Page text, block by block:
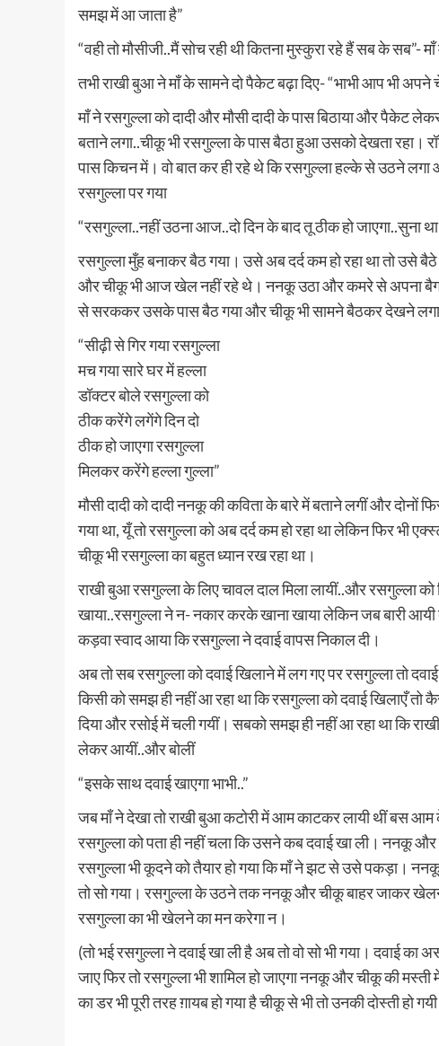
समझ में आ जाता है”
“वही तो मौसीजी..मैं सोच रही थी कितना मुस्कुरा रहे हैं सब के सब”-
तभी राखी बुआ ने माँ के सामने दो पैकेट बढ़ा दिए- “भाभी आप भी अपने
माँ ने रसगुल्ला को दादी और मौसी दादी के पास बिठाया और पैकेट
बताने लगा..चीकू भी रसगुल्ला के पास बैठा हुआ उसको देखता रहा।
पास किचन में। वो बात कर ही रहे थे कि रसगुल्ला हल्के से उठने
रसगुल्ला पर गया
“रसगुल्ला..नहीं उठना आज..दो दिन के बाद तू ठीक हो जाएगा..सुना
रसगुल्ला मुँह बनाकर बैठ गया। उसे अब दर्द कम हो रहा था तो उसे
और चीकू भी आज खेल नहीं रहे थे। ननकू उठा और कमरे से अपना बैग
से सरककर उसके पास बैठ गया और चीकू भी सामने बैठकर देखने
“सीढ़ी से गिर गया रसगुल्ला
मच गया सारे घर में हल्ला
डॉक्टर बोले रसगुल्ला को
ठीक करेंगे लगेंगे दिन दो
ठीक हो जाएगा रसगुल्ला
मिलकर करेंगे हल्ला गुल्ला”
मौसी दादी को दादी ननकू की कविता के बारे में बताने लगीं और दोनों
गया था, यूँ तो रसगुल्ला को अब दर्द कम हो रहा था लेकिन फिर भी
चीकू भी रसगुल्ला का बहुत ध्यान रख रहा था।
राखी बुआ रसगुल्ला के लिए चावल दाल मिला लायीं..और रसगुल्ला
खाया..रसगुल्ला ने न- नकार करके खाना खाया लेकिन जब बारी
कड़वा स्वाद आया कि रसगुल्ला ने दवाई वापस निकाल दी।
अब तो सब रसगुल्ला को दवाई खिलाने में लग गए पर रसगुल्ला तो
किसी को समझ ही नहीं आ रहा था कि रसगुल्ला को दवाई खिलाएँ
दिया और रसोई में चली गयीं। सबको समझ ही नहीं आ रहा था कि
लेकर आयीं..और बोलीं
“इसके साथ दवाई खाएगा भाभी..”
जब माँ ने देखा तो राखी बुआ कटोरी में आम काटकर लायी थीं बस
रसगुल्ला को पता ही नहीं चला कि उसने कब दवाई खा ली। ननकू
रसगुल्ला भी कूदने को तैयार हो गया कि माँ ने झट से उसे पकड़ा।
तो सो गया। रसगुल्ला के उठने तक ननकू और चीकू बाहर जाकर
रसगुल्ला का भी खेलने का मन करेगा न।
(तो भई रसगुल्ला ने दवाई खा ली है अब तो वो सो भी गया। दवाई का
जाए फिर तो रसगुल्ला भी शामिल हो जाएगा ननकू और चीकू की
का डर भी पूरी तरह ग़ायब हो गया है चीकू से भी तो उनकी दोस्ती हो